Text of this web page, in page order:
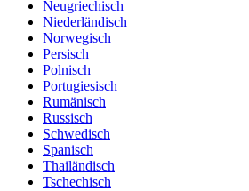
Neugriechisch
Niederländisch
Norwegisch
Persisch
Polnisch
Portugiesisch
Rumänisch
Russisch
Schwedisch
Spanisch
Thailändisch
Tschechisch